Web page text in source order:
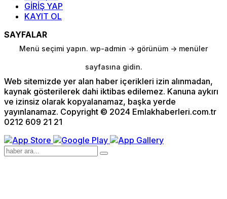
GİRİŞ YAP
KAYIT OL
SAYFALAR
Menü seçimi yapın. wp-admin -> görünüm -> menüler
sayfasına gidin.
Web sitemizde yer alan haber içerikleri izin alınmadan,
kaynak gösterilerek dahi iktibas edilemez. Kanuna aykırı
ve izinsiz olarak kopyalanamaz, başka yerde
yayınlanamaz. Copyright © 2024 Emlakhaberleri.com.tr
0212 609 21 21